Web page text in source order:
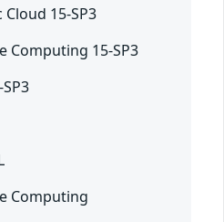
15-SP3
Computing 15-SP3
Computing